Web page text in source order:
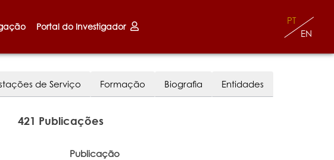
Portal do Investigador
EN
PT
de Serviço Formação Biografia Entidades
421 Publicações
Publicação